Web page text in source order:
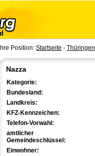
Ihre Position: Startseite - Thüringen
Nazza
Kategorie:
Bundesland:
Landkreis:
KFZ-Kennzeichen:
Telefon-Vorwahl:
amtlicher
Gemeindeschlüssel:
Einwohner: